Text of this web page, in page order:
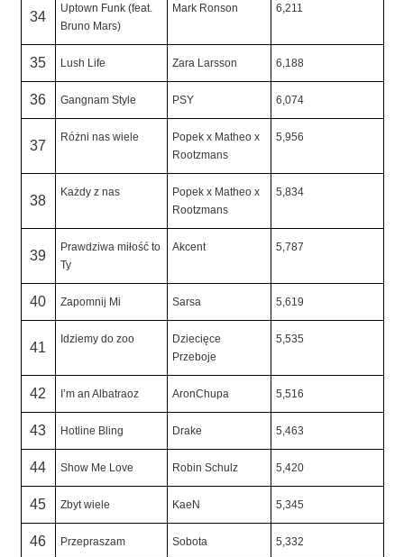
34
Uptown Funk (feat.
Bruno Mars)
Mark Ronson 6,211
35 Lush Life Zara Larsson 6,188
36 Gangnam Style PSY 6,074
37
Różni nas wiele
Popek x Matheo x
Rootzmans
5,956
38
Każdy z nas
Popek x Matheo x
Rootzmans
5,834
39
Prawdziwa miłość to
Ty
Akcent 5,787
40 Zapomnij Mi Sarsa 5,619
41
Idziemy do zoo
Dziecięce
Przeboje
5,535
42 I’m an Albatraoz AronChupa 5,516
43 Hotline Bling Drake 5,463
44 Show Me Love Robin Schulz 5,420
45 Zbyt wiele KaeN 5,345
46 Przepraszam Sobota 5,332